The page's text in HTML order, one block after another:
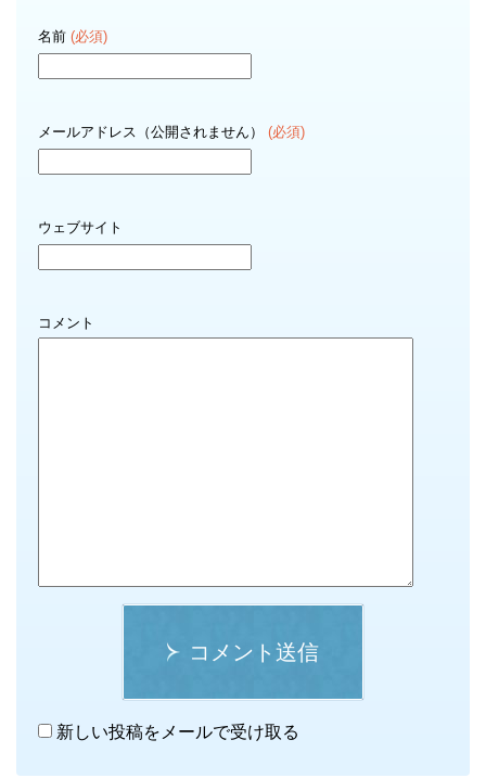
名前 (必須)
メールアドレス（公開されません） (必須)
ウェブサイト
コメント
コメント送信
新しい投稿をメールで受け取る